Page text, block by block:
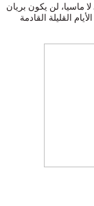
ماسيا، لن يكون بريان
القليلة القادمة